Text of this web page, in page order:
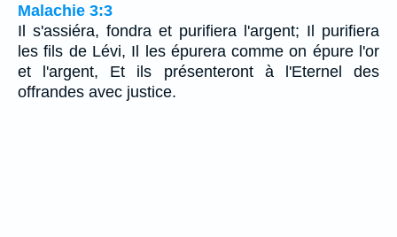
Malachie 3:3
Il s'assiéra, fondra et purifiera l'argent; Il purifiera
les fils de Lévi, Il les épurera comme on épure l'or
et l'argent, Et ils présenteront à l'Eternel des
offrandes avec justice.